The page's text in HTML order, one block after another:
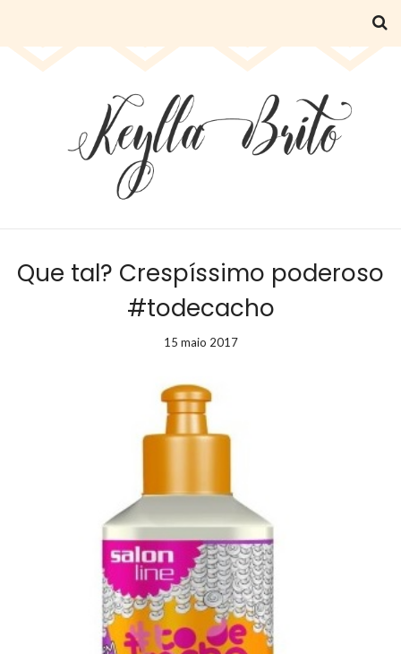
Que tal? Crespíssimo poderoso
#todecacho
15 maio 2017